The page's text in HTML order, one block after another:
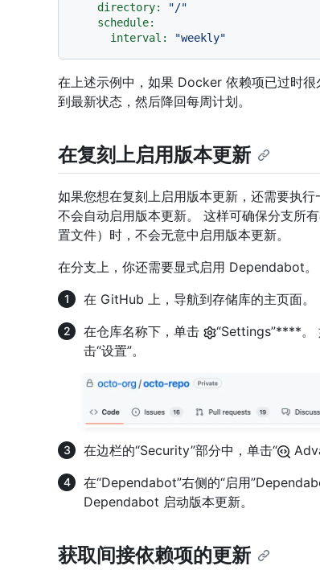
directory:
"/"
schedule:
interval:
"weekly"
在上述示例中，如果 Docker 依赖项已过时
到最新状态，然后降回每周计划。
在复刻上启用版本更新
如果您想在复刻上启用版本更新，还需要执
不会自动启用版本更新。 这样可确保分支所
置文件）时，不会无意中启用版本更新。
在分支上，你还需要显式启用 Dependabot。
在 GitHub 上，导航到存储库的主页面。
在仓库名称下，单击
“Settings”****。
击“设置”。
在边栏的“Security”部分中，单击“
在“Dependabot”右侧的“启用
Dependabot 启动版本更新。
获取间接依赖项的更新